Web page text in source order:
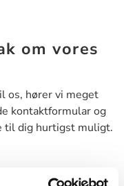
om vores
os, hører vi meget
kontaktformular og
til dig hurtigst muligt.